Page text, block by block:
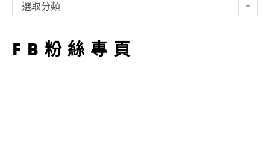
型
選取分類
FB粉絲專頁